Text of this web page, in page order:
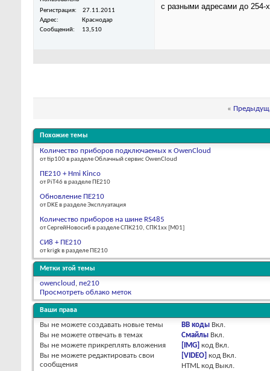
Регистрация
27.11.2011
Адрес
Краснодар
Сообщений
13,510
с разными адресами до 254-
«
Похожие темы
Количество приборов подключаемых к OwenCloud
от tip100 в разделе Облачный сервис OwenCloud
ПЕ210 + Hmi Kinco
от PiT46 в разделе ПЕ210
Обновление ПЕ210
от DKE в разделе Эксплуатация
Количество приборов на шине RS485
от СергейНовосиб в разделе СПК210, СПК1xx [М01]
СИ8 + ПЕ210
от krigk в разделе ПЕ210
Метки этой темы
owencloud , пе210
Просмотреть облако меток
Ваши права
Вы не можете создавать новые темы
Вы не можете отвечать в темах
Вы не можете прикреплять вложения
Вы не можете редактировать свои
сообщения
BB коды Вкл.
Смайлы Вкл.
[IMG] код Вкл.
[VIDEO] код Вкл.
HTML код Выкл.